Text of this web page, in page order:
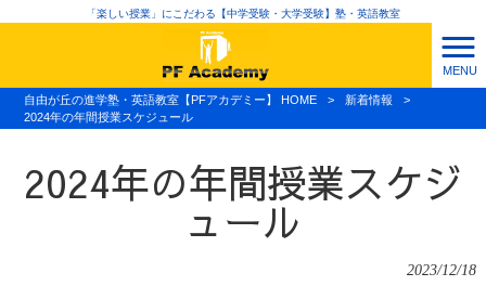
「楽しい授業」にこだわる【中学受験・大学受験】塾・英語教室
MENU
自由が丘の進学塾・英語教室【PFアカデミー】 HOME > 新着情報
>
2024年の年間授業スケジュール
2024年の年間授業スケジ
ュール
2023/12/18